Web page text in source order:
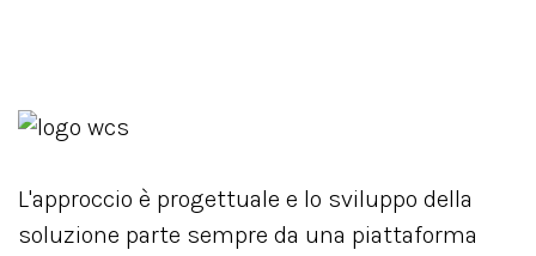
L'approccio è progettuale e lo sviluppo della
soluzione parte sempre da una piattaforma